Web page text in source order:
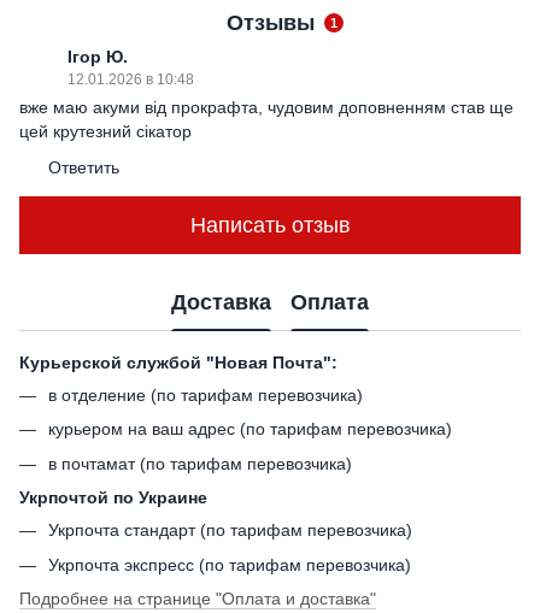
Отзывы 1
Ігор Ю.
12.01.2026 в 10:48
вже маю акуми від прокрафта, чудовим доповненням став ще
цей крутезний сікатор
Ответить
Написать отзыв
Доставка Оплата
Курьерской службой "Новая Почта":
в отделение (по тарифам перевозчика)
курьером на ваш адрес (по тарифам перевозчика)
в почтамат (по тарифам перевозчика)
Укрпочтой по Украине
Укрпочта стандарт (по тарифам перевозчика)
Укрпочта экспресс (по тарифам перевозчика)
Подробнее на странице "Оплата и доставка"